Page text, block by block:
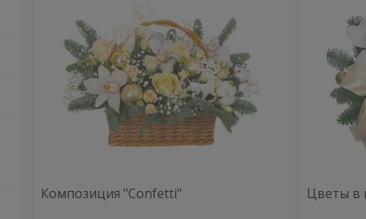
Композиция "Confetti" Цветы в